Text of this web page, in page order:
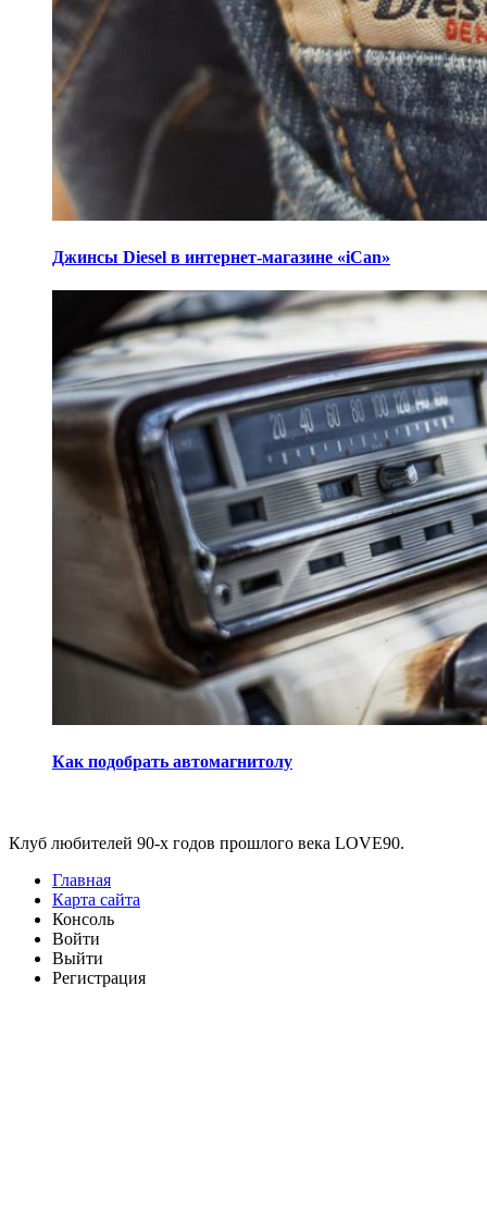
Джинсы Diesel в интернет-магазине «iCan»
Как подобрать автомагнитолу
Клуб любителей 90-х годов прошлого века LOVE90.
Главная
Карта сайта
Консоль
Войти
Выйти
Регистрация